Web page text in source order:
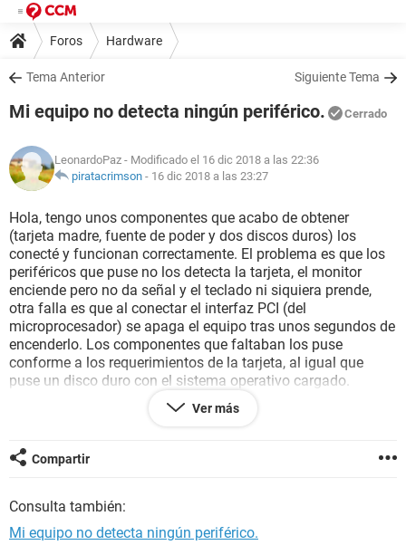
Foros Hardware
Tema Anterior Siguiente Tema
Mi equipo no detecta ningún periférico. Cerrado
LeonardoPaz - Modificado el 16 dic 2018 a las 22:36
piratacrimson - 16 dic 2018 a las 23:27
Hola, tengo unos componentes que acabo de obtener
(tarjeta madre, fuente de poder y dos discos duros) los
conecté y funcionan correctamente. El problema es que los
periféricos que puse no los detecta la tarjeta, el monitor
enciende pero no da señal y el teclado ni siquiera prende,
otra falla es que al conectar el interfaz PCI (del
microprocesador) se apaga el equipo tras unos segundos de
encenderlo. Los componentes que faltaban los puse
conforme a los requerimientos de la tarjeta, al igual que
puse un disco duro con el sistema operativo cargado.
¿Alguien podría ayudarme?
Ver más
Compartir
Consulta también:
Mi equipo no detecta ningún periférico.